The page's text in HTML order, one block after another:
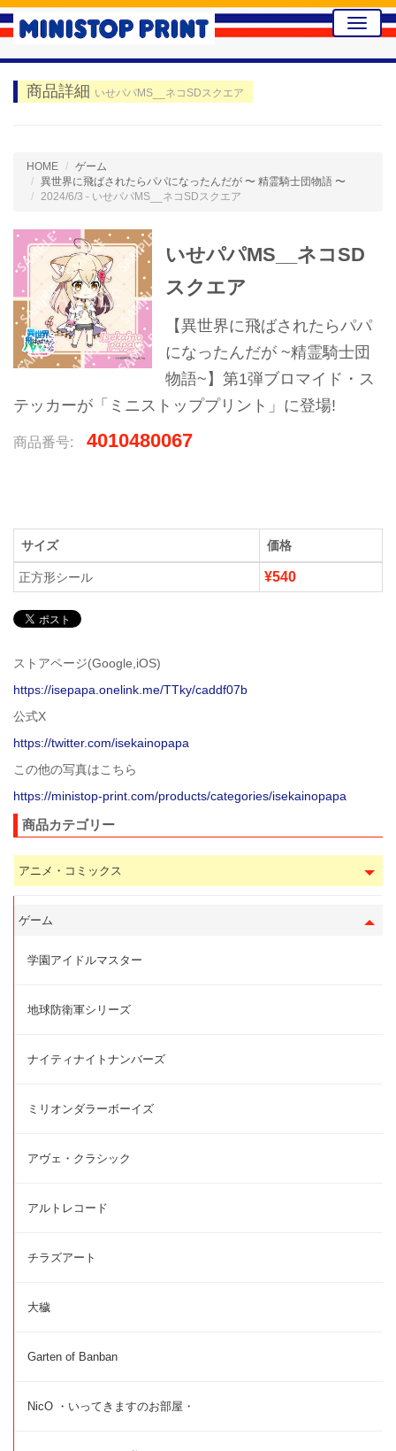
Toggle
商品詳細 いせパパMS__ネコSDスクエア
HOME
ゲーム
異世界に飛ばされたらパパになったんだが 〜 精霊騎士団物語 〜
2024/6/3 - いせパパMS__ネコSDスクエア
いせパパMS__ネコSD
スクエア
【異世界に飛ばされたらパパ
になったんだが ~精霊騎士団
物語~】第1弾ブロマイド・ス
テッカーが「ミニストッププリント」に登場!
商品番号: 4010480067
サイズ 価格
正方形シール ¥540
ストアページ(Google,iOS)
https://isepapa.onelink.me/TTky/caddf07b
公式X
https://twitter.com/isekainopapa
この他の写真はこちら
https://ministop-print.com/products/categories/isekainopapa
商品カテゴリー
アニメ・コミックス
ゲーム
学園アイドルマスター
地球防衛軍シリーズ
ナイティナイトナンバーズ
ミリオンダラーボーイズ
アヴェ・クラシック
アルトレコード
チラズアート
大穢
Garten of Banban
NicO ・いってきますのお部屋・